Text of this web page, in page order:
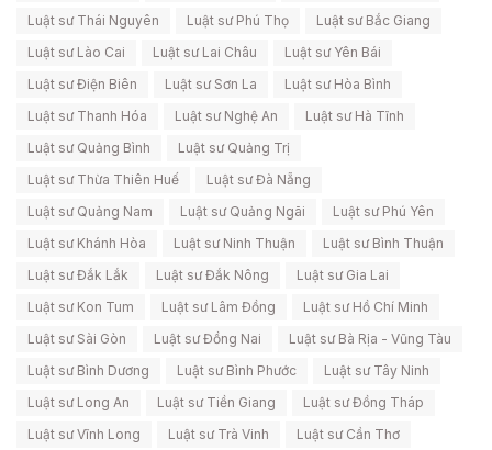
Luật sư Thái Nguyên
Luật sư Phú Thọ
Luật sư Bắc Giang
Luật sư Lào Cai
Luật sư Lai Châu
Luật sư Yên Bái
Luật sư Điện Biên
Luật sư Sơn La
Luật sư Hòa Bình
Luật sư Thanh Hóa
Luật sư Nghệ An
Luật sư Hà Tĩnh
Luật sư Quảng Bình
Luật sư Quảng Trị
Luật sư Thừa Thiên Huế
Luật sư Đà Nẵng
Luật sư Quảng Nam
Luật sư Quảng Ngãi
Luật sư Phú Yên
Luật sư Khánh Hòa
Luật sư Ninh Thuận
Luật sư Bình Thuận
Luật sư Đắk Lắk
Luật sư Đắk Nông
Luật sư Gia Lai
Luật sư Kon Tum
Luật sư Lâm Đồng
Luật sư Hồ Chí Minh
Luật sư Sài Gòn
Luật sư Đồng Nai
Luật sư Bà Rịa - Vũng Tàu
Luật sư Bình Dương
Luật sư Bình Phước
Luật sư Tây Ninh
Luật sư Long An
Luật sư Tiền Giang
Luật sư Đồng Tháp
Luật sư Vĩnh Long
Luật sư Trà Vinh
Luật sư Cần Thơ